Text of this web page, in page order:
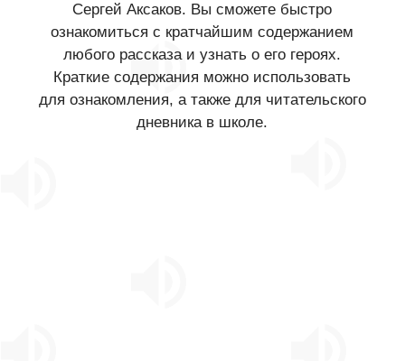
Сергей Аксаков. Вы сможете быстро
ознакомиться с кратчайшим содержанием
любого рассказа и узнать о его героях.
Краткие содержания можно использовать
для ознакомления, а также для читательского
дневника в школе.